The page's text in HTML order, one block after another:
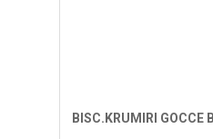
BISC.KRUMIRI GOCCE